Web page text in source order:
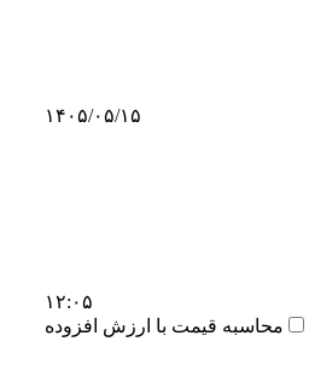
۱۴۰۵/۰۵/۱۵
۱۲:۰۵
محاسبه قیمت با ارزش افزوده